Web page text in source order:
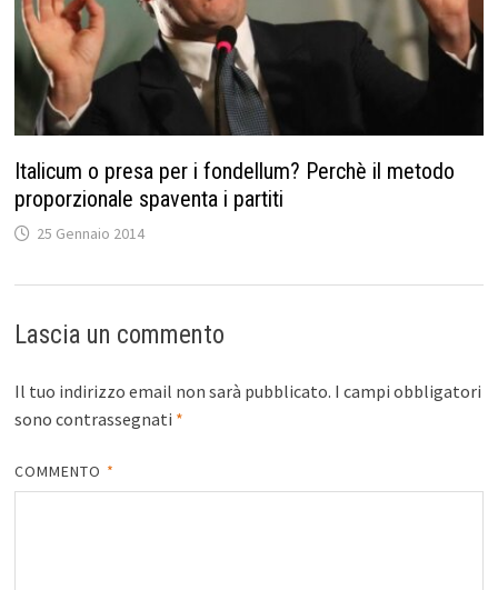
Italicum o presa per i fondellum? Perchè il metodo
proporzionale spaventa i partiti
25 Gennaio 2014
Lascia un commento
Il tuo indirizzo email non sarà pubblicato. I campi obbligatori
sono contrassegnati *
COMMENTO *